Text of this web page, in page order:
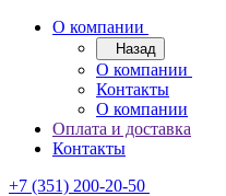
О компании
Назад
О компании
Контакты
О компании
Оплата и доставка
Контакты
+7 (351) 200-20-50